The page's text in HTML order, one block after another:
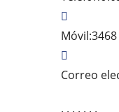
Móvil:
Correo
. . . . . . .